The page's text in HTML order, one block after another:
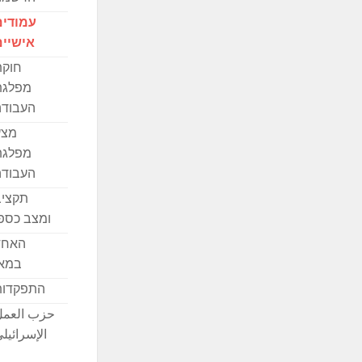
ומצב
حزب